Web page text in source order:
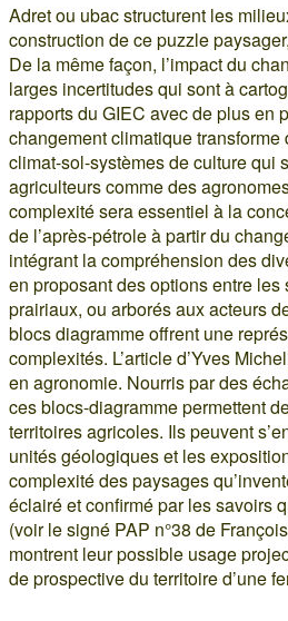
Adret ou ubac structurent les
construction de ce puzzle
De la même façon, l’impact du
larges incertitudes qui sont à
rapports du GIEC avec de plus en
changement climatique
climat-sol-systèmes de culture qui
agriculteurs comme des
complexité sera essentiel à la
de l’après-pétrole à partir du
intégrant la compréhension des
en proposant des options entre
prairiaux, ou arborés aux acteurs
blocs diagramme offrent une
complexités. L’article d’Yves
en agronomie. Nourris par des
ces blocs-diagramme permettent
territoires agricoles. Ils peuvent
unités géologiques et les
complexité des paysages
éclairé et confirmé par les savoirs
(voir le signé PAP n°38 de
montrent leur possible usage
de prospective du territoire d’une